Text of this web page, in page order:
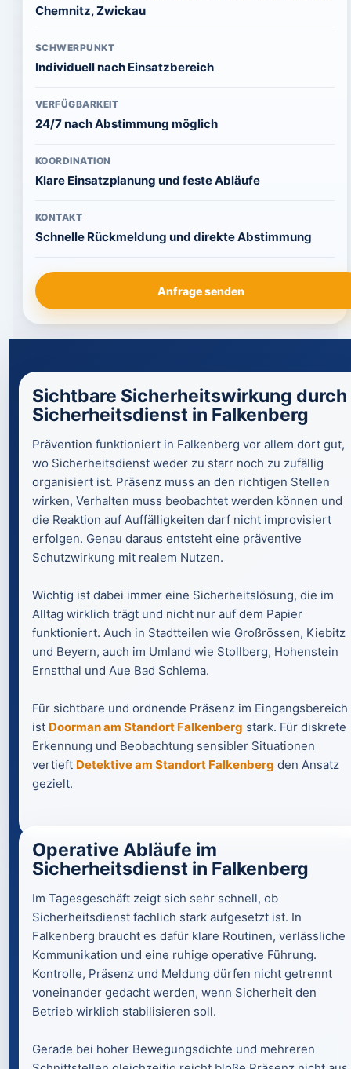
Chemnitz, Zwickau
SCHWERPUNKT
Individuell nach Einsatzbereich
VERFÜGBARKEIT
24/7 nach Abstimmung möglich
KOORDINATION
Klare Einsatzplanung und feste Abläufe
KONTAKT
Schnelle Rückmeldung und direkte Abstimmung
Anfrage senden
Sichtbare Sicherheitswirkung durch
Sicherheitsdienst in Falkenberg
Prävention funktioniert in Falkenberg vor allem dort gut,
wo Sicherheitsdienst weder zu starr noch zu zufällig
organisiert ist. Präsenz muss an den richtigen Stellen
wirken, Verhalten muss beobachtet werden können und
die Reaktion auf Auffälligkeiten darf nicht improvisiert
erfolgen. Genau daraus entsteht eine präventive
Schutzwirkung mit realem Nutzen.
Wichtig ist dabei immer eine Sicherheitslösung, die im
Alltag wirklich trägt und nicht nur auf dem Papier
funktioniert. Auch in Stadtteilen wie Großrössen, Kiebitz
und Beyern, auch im Umland wie Stollberg, Hohenstein
Ernstthal und Aue Bad Schlema.
Für sichtbare und ordnende Präsenz im Eingangsbereich
ist Doorman am Standort Falkenberg stark. Für diskrete
Erkennung und Beobachtung sensibler Situationen
vertieft Detektive am Standort Falkenberg den Ansatz
gezielt.
Operative Abläufe im
Sicherheitsdienst in Falkenberg
Im Tagesgeschäft zeigt sich sehr schnell, ob
Sicherheitsdienst fachlich stark aufgesetzt ist. In
Falkenberg braucht es dafür klare Routinen, verlässliche
Kommunikation und eine ruhige operative Führung.
Kontrolle, Präsenz und Meldung dürfen nicht getrennt
voneinander gedacht werden, wenn Sicherheit den
Betrieb wirklich stabilisieren soll.
Gerade bei hoher Bewegungsdichte und mehreren